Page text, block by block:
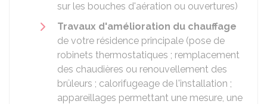
sur les bouches d'aération ou ouvertures)
Travaux d'amélioration du chauffage
de votre résidence principale (pose de
robinets thermostatiques ; remplacement
des chaudières ou renouvellement des
brûleurs ; calorifugeage de l'installation ;
appareillages permettant une mesure, une